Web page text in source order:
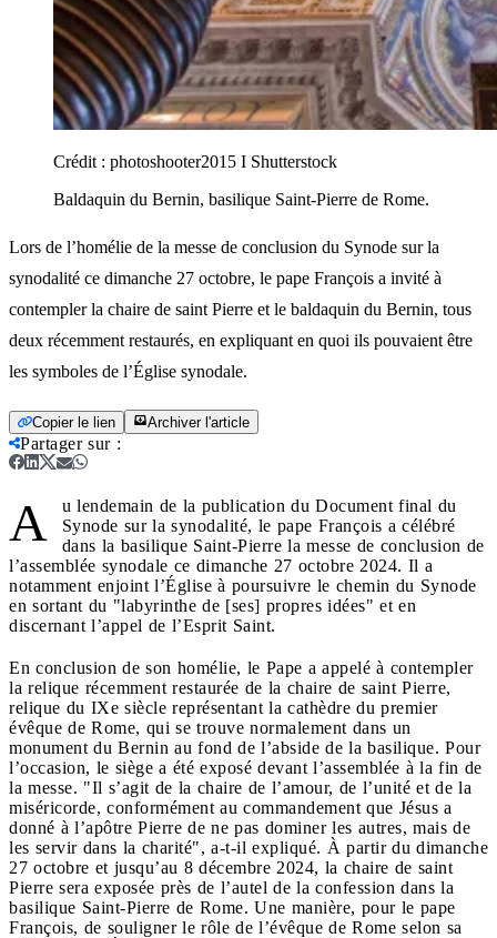
Crédit : photoshooter2015 I Shutterstock
Baldaquin du Bernin, basilique Saint-Pierre de Rome.
Lors de l’homélie de la messe de conclusion du Synode sur la
synodalité ce dimanche 27 octobre, le pape François a invité à
contempler la chaire de saint Pierre et le baldaquin du Bernin, tous
deux récemment restaurés, en expliquant en quoi ils pouvaient être
les symboles de l’Église synodale.
Copier le lien Archiver l'article
Partager sur:
A
u lendemain de la publication du Document final du
Synode sur la synodalité, le pape François a célébré
dans la basilique Saint-Pierre la messe de conclusion de
l’assemblée synodale ce dimanche 27 octobre 2024. Il a
notamment enjoint l’Église à poursuivre le chemin du Synode
en sortant du "labyrinthe de [ses] propres idées" et en
discernant l’appel de l’Esprit Saint.
En conclusion de son homélie, le Pape a appelé à contempler
la relique récemment restaurée de la chaire de saint Pierre,
relique du IXe siècle représentant la cathèdre du premier
évêque de Rome, qui se trouve normalement dans un
monument du Bernin au fond de l’abside de la basilique. Pour
l’occasion, le siège a été exposé devant l’assemblée à la fin de
la messe. "Il s’agit de la chaire de l’amour, de l’unité et de la
miséricorde, conformément au commandement que Jésus a
donné à l’apôtre Pierre de ne pas dominer les autres, mais de
les servir dans la charité", a-t-il expliqué. À partir du dimanche
27 octobre et jusqu’au 8 décembre 2024, la chaire de saint
Pierre sera exposée près de l’autel de la confession dans la
basilique Saint-Pierre de Rome. Une manière, pour le pape
François, de souligner le rôle de l’évêque de Rome selon sa